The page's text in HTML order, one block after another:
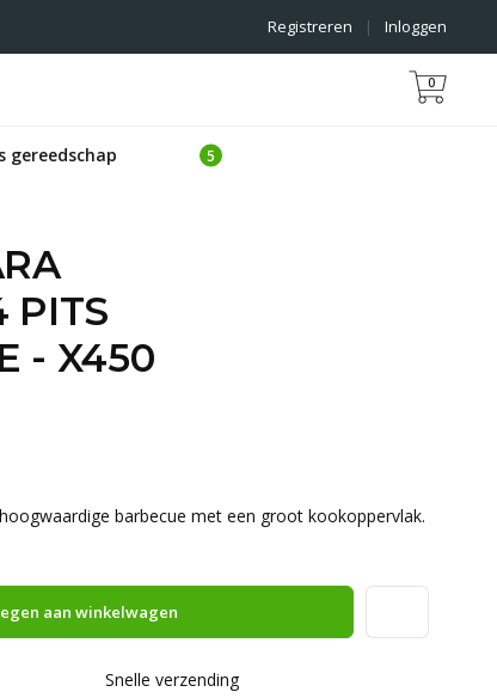
Inloggen
|
Registreren
0
gereedschap
PITS
- X450
barbecue met een groot kookoppervlak.
aan winkelwagen
Snelle verzending